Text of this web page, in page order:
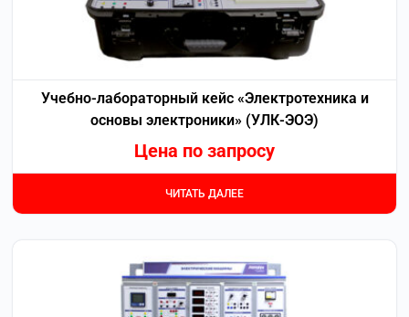
Учебно-лабораторный кейс «Электротехника и
основы электроники» (УЛК-ЭОЭ)
Цена по запросу
ЧИТАТЬ ДАЛЕЕ